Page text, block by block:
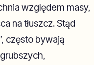
względem masy,
na tłuszcz. Stąd
często bywają